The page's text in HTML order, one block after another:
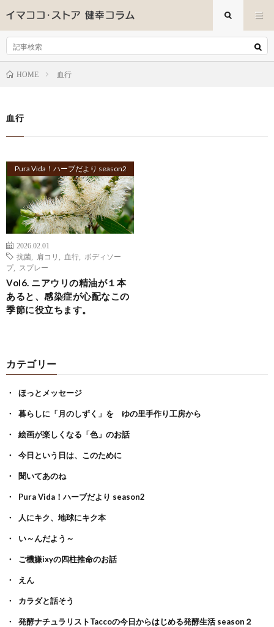
HOME 血行
血行
Pura Vida！ハーブだより season2
2026.02.01
抗菌
肩コリ 血行
ボディソー
プ, スプレー
Vol6. ニアウリの精油が１本
あると、感染症が心配なこの
季節に役立ちます。
カテゴリー
ほっとメッセージ
暮らしに「月のしずく」を ゆの里手作り工房から
絵画が楽しくなる「色」のお話
今日という日は、このために
聞いてあのね
Pura Vida！ハーブだより season2
人にキク、地球にキク本
い～んだよう～
ご機嫌ixyの四柱推命のお話
えん
カラダと話そう
発酵ナチュラリストTaccoの今日からはじめる発酵生活 season２